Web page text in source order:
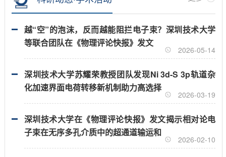
越“空”的泡沫，反而越能阻拦电子束？深圳技术大学
等联合团队在《物理评论快报》发文
2026-05-14
深圳技术大学苏耀荣教授团队发现Ni 3d-S 3p轨道杂
化加速界面电荷转移新机制助力高选择
2026-03-19
深圳技术大学在《物理评论快报》发文揭示相对论电
子束在无序多孔介质中的超通道输运和
2026-02-10